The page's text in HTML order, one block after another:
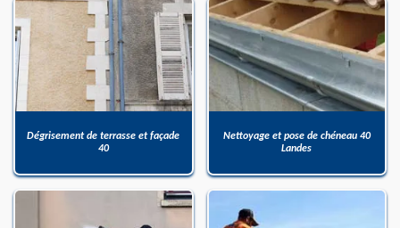
Dégrisement de terrasse et façade
40
Nettoyage et pose de chéneau 40
Landes